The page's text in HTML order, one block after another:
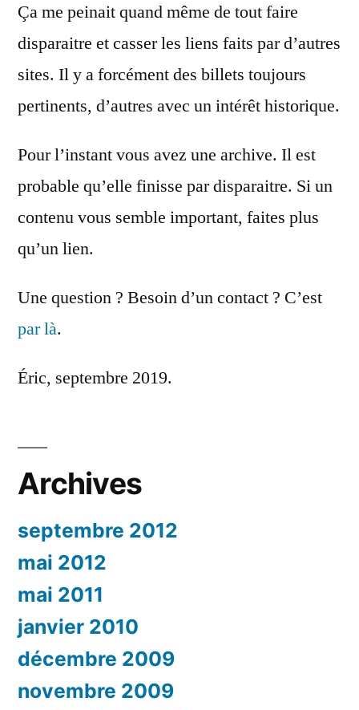
Ça me peinait quand même de tout faire
disparaitre et casser les liens faits par d’autres
sites. Il y a forcément des billets toujours
pertinents, d’autres avec un intérêt historique.
Pour l’instant vous avez une archive. Il est
probable qu’elle finisse par disparaitre. Si un
contenu vous semble important, faites plus
qu’un lien.
Une question ? Besoin d’un contact ? C’est
par là.
Éric, septembre 2019.
Archives
septembre 2012
mai 2012
mai 2011
janvier 2010
décembre 2009
novembre 2009